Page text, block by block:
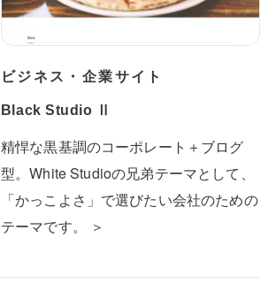
ビジネス・企業サイト
Black Studio Ⅱ
精悍な黒基調のコーポレート＋ブログ
型。White Studioの兄弟テーマとして、
「かっこよさ」で選びたい会社のための
テーマです。 ＞